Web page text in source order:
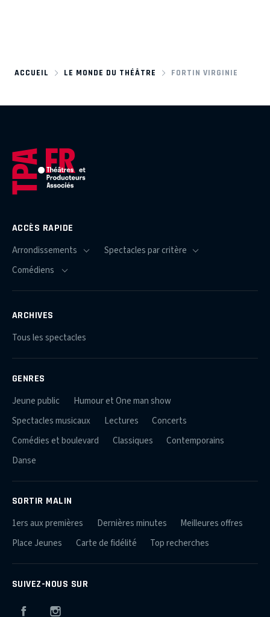
ACCUEIL LE MONDE DU THÉÂTRE FORTIN VIRGINIE
ACCÈS RAPIDE
ARCHIVES
Tous les spectacles
GENRES
Jeune public
Humour et One man show
Spectacles musicaux
Lectures
Concerts
Comédies et boulevard
Classiques
Contemporains
Danse
SORTIR MALIN
1ers aux premières Dernières minutes
Meilleures offres
Place Jeunes
Carte de fidélité Top recherches
SUIVEZ-NOUS SUR
Facebook